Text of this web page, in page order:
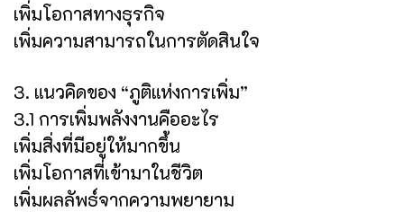
เพิ่มโอกาสทางธุรกิจ
เพิ่มความสามารถในการตัดสินใจ
3. แนวคิดของ “ภูติแห่งการเพิ่ม”
3.1 การเพิ่มพลังงานคืออะไร
เพิ่มสิ่งที่มีอยู่ให้มากขึ้น
เพิ่มโอกาสที่เข้ามาในชีวิต
เพิ่มผลลัพธ์จากความพยายาม